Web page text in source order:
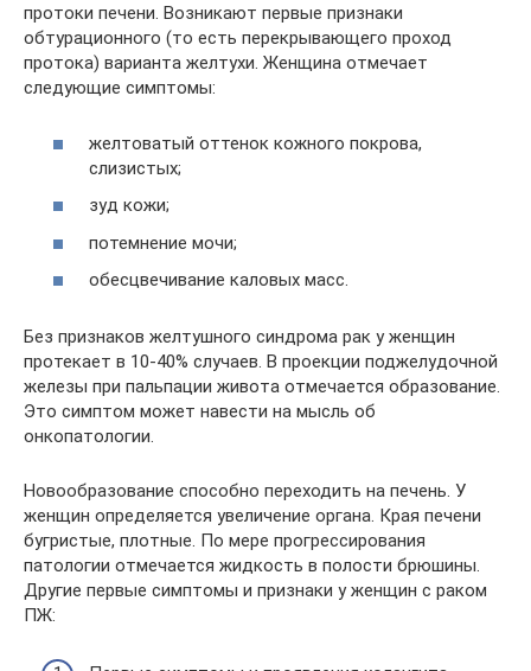
протоки печени. Возникают первые признаки
обтурационного (то есть перекрывающего проход
протока) варианта желтухи. Женщина отмечает
следующие симптомы:
желтоватый оттенок кожного покрова,
слизистых;
зуд кожи;
потемнение мочи;
обесцвечивание каловых масс.
Без признаков желтушного синдрома рак у женщин
протекает в 10-40% случаев. В проекции поджелудочной
железы при пальпации живота отмечается образование.
Это симптом может навести на мысль об
онкопатологии.
Новообразование способно переходить на печень. У
женщин определяется увеличение органа. Края печени
бугристые, плотные. По мере прогрессирования
патологии отмечается жидкость в полости брюшины.
Другие первые симптомы и признаки у женщин с раком
ПЖ: